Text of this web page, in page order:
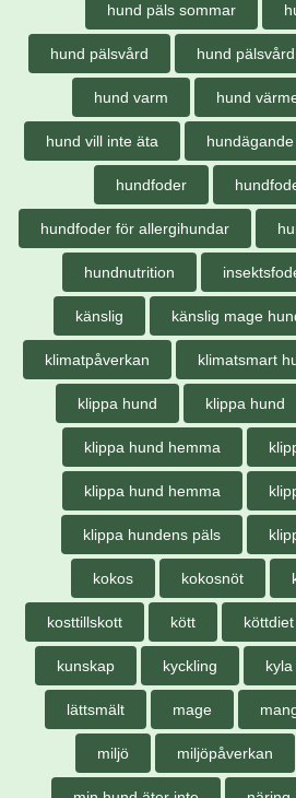
hund päls sommar
hund pälsvård hund pälsvård
hund varm hund
hund vill inte äta hundägande
hundfoder
hundfoder för allergihundar
hundnutrition
känslig känslig mage
klimatpåverkan klimatsmart
klippa hund klippa hund
klippa hund hemma
klippa hund hemma
klippa hundens päls
kokos kokosnöt
kosttillskott kött köttdiet
kunskap kyckling
lättsmält mage
miljö miljöpåverkan